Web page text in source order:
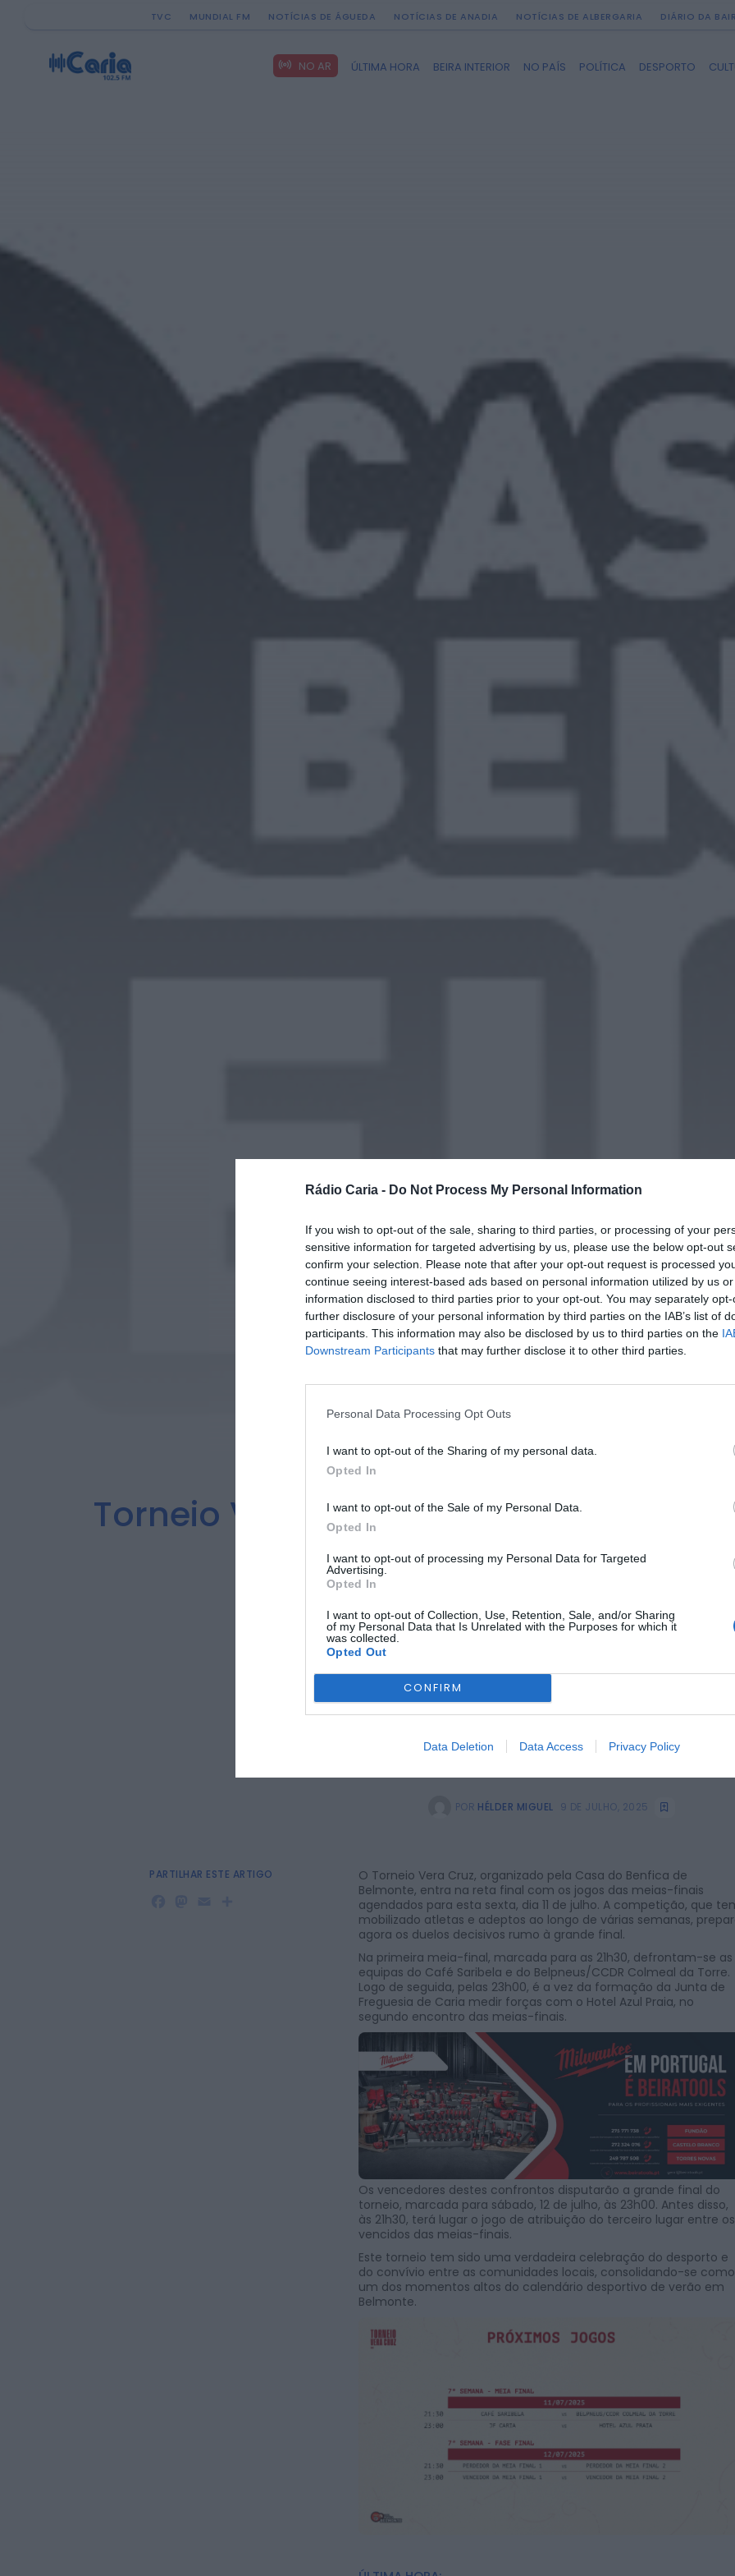
Rádio Caria - Do Not Process My Personal Information
If you wish to opt-out of the sale, sharing to third parties, or processing of your
sensitive information for targeted advertising by us, please use the below opt-out
confirm your selection. Please note that after your opt-out request is processed
continue seeing interest-based ads based on personal information utilized by us
information disclosed to third parties prior to your opt-out. You may separately
further disclosure of your personal information by third parties on the IAB’s list of
participants. This information may also be disclosed by us to third parties on the
Downstream Participants that may further disclose it to other third parties.
Personal Data Processing Opt Outs
I want to opt-out of the Sharing of my personal data.
Opted In
I want to opt-out of the Sale of my Personal Data.
Opted In
I want to opt-out of processing my Personal Data for Targeted
Advertising.
Opted In
I want to opt-out of Collection, Use, Retention, Sale, and/or Sharing
of my Personal Data that Is Unrelated with the Purposes for which it
was collected.
Opted Out
CONFIRM
Data Deletion Data Access Privacy Policy
TVC MUNDIAL FM NOTÍCIAS DE ÁGUEDA NOTÍCIAS DE ANADIA NOTÍCIAS DE ALBERGARIA DIÁRIO DA
NO AR ÚLTIMA HORA BEIRA INTERIOR NO PAÍS POLÍTICA DESPORTO
Search
for:
Torneio Vera Cruz aproxima-se da
meias-finais já esta
POR HÉLDER MIGUEL 9 DE JULHO, 2025
O Torneio Vera Cruz, organizado pela Casa do Benfica de
Belmonte, entra na reta final com os jogos das meias-finais
agendados para esta sexta, dia 11 de julho. A competição, que
mobilizado atletas e adeptos ao longo de várias semanas,
agora os duelos decisivos rumo à grande final.
Na primeira meia-final, marcada para as 21h30, defrontam-se as
equipas do Café Saribela e do Belpneus/CCDR Colmeal da Torre.
Logo de seguida, pelas 23h00, é a vez da formação da Junta de
Freguesia de Caria medir forças com o Hotel Azul Praia, no
segundo encontro das meias-finais.
Os vencedores destes confrontos disputarão a grande final do
torneio, marcada para sábado, 12 de julho, às 23h00. Antes disso,
às 21h30, terá lugar o jogo de atribuição do terceiro lugar entre os
vencidos das meias-finais.
Este torneio tem sido uma verdadeira celebração do desporto e
do convívio entre as comunidades locais, consolidando-se como
um dos momentos altos do calendário desportivo de verão em
Belmonte.
PARTILHAR ESTE ARTIGO